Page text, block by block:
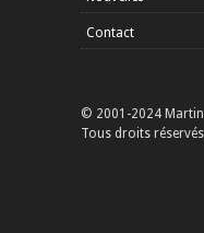
Contact
© 2001-2024
Tous droits